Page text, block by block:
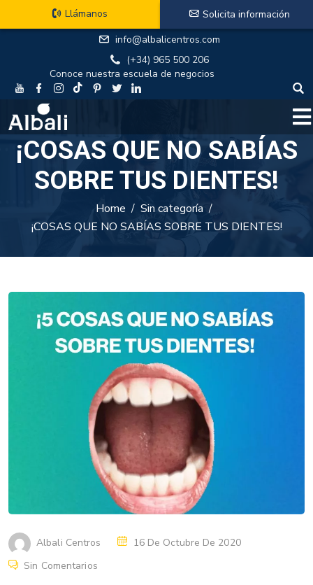
info@albalicentros.com
(+34) 965 500 206
Conoce nuestra escuela de negocios
Llámanos Solicita información
¡COSAS QUE NO SABÍAS
SOBRE TUS DIENTES!
Home
Sin categoría
¡COSAS QUE NO SABÍAS SOBRE TUS DIENTES!
Albali Centros
16 De Octubre De 2020
Sin Comentarios